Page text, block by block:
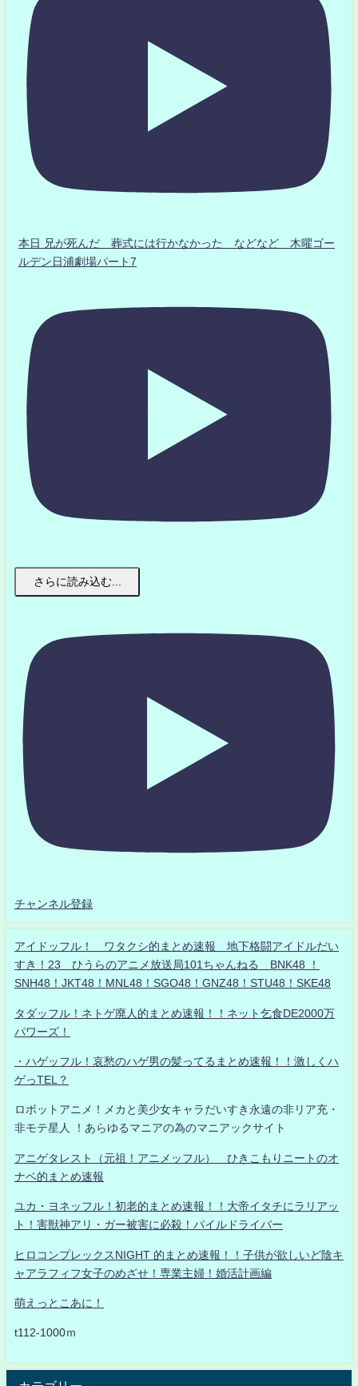
本日 兄が死んだ 葬式には行かなかった などなど 木曜ゴー
ルデン日浦劇場パート7
さらに読み込む...
チャンネル登録
アイドッフル！ ワタクシ的まとめ速報 地下格闘アイドルだい
すき！23 ひうらのアニメ放送局101ちゃんねる BNK48 ！
SNH48！JKT48！MNL48！SGO48！GNZ48！STU48！SKE48
タダッフル！ネトゲ廃人的まとめ速報！！ネット乞食DE2000万
パワーズ！
・ハゲッフル！哀愁のハゲ男の髪ってるまとめ速報！！激しくハ
ゲっTEL？
ロボットアニメ！メカと美少女キャラだいすき永遠の非リア充・
非モテ星人 ！あらゆるマニアの為のマニアックサイト
アニゲタレスト（元祖！アニメッフル） ひきこもりニートのオ
ナベ的まとめ速報
ユカ・ヨネッフル！初老的まとめ速報！！大帝イタチにラリアッ
ト！害獣神アリ・ガー被害に必殺！パイルドライバー
ヒロコンプレックスNIGHT 的まとめ速報！！子供が欲しいど陰キ
ャアラフィフ女子のめざせ！専業主婦！婚活計画編
萌えっとこあに！
t112-1000ｍ